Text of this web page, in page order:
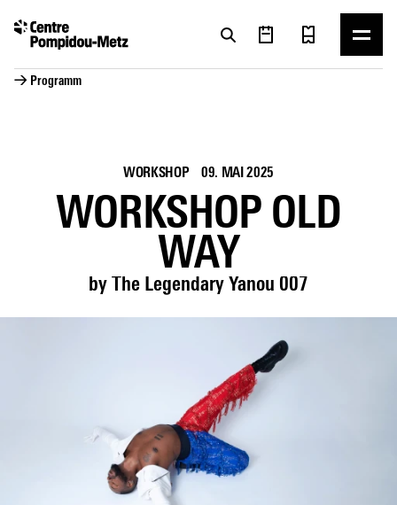
→ Programm
WORKSHOP 09. MAI 2025
WORKSHOP OLD
WAY
by The Legendary Yanou 007